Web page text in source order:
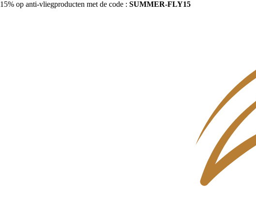
15% op anti-vliegproducten met de code : SUMMER-FLY15